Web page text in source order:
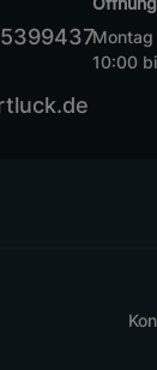
Montag
10:00